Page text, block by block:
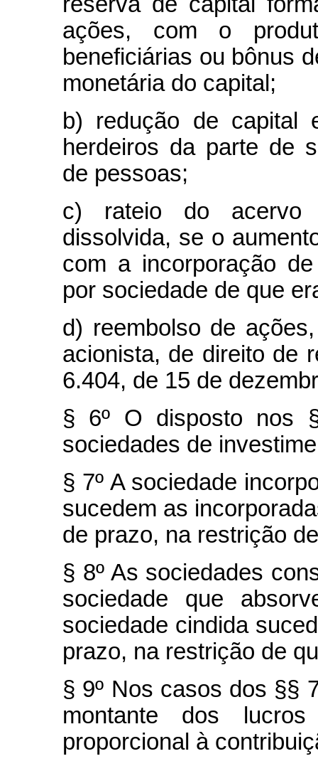
ações, com o
beneficiárias ou bônus
monetária do capital;
b) redução de capital
herdeiros da parte de
de pessoas;
c) rateio do acervo
dissolvida, se o
com a incorporação
por sociedade de que
d) reembolso de
acionista, de direito de
6.404, de 15 de
§ 6º O disposto nos
sociedades de
§ 7º A sociedade
sucedem as
de prazo, na restrição
§ 8º As sociedades
sociedade que
sociedade cindida
prazo, na restrição de
§ 9º Nos casos dos §§
montante dos
proporcional à